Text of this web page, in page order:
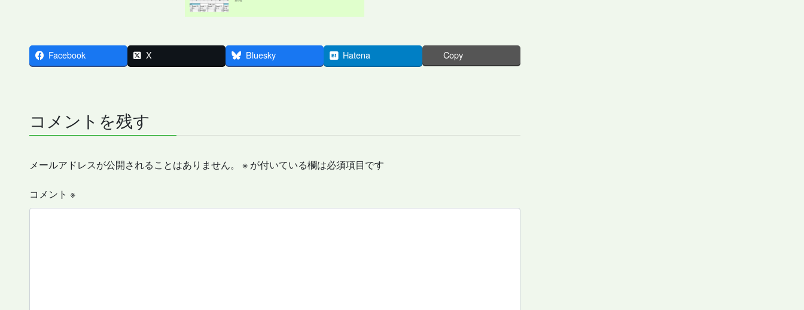
Facebook X Bluesky Hatena Copy
コメントを残す
メールアドレスが公開されることはありません。 ※が付いている欄は必須項目です
コメント ※